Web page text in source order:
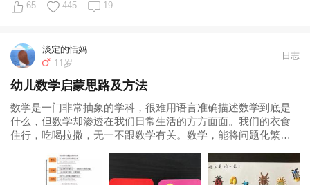
65 445 19
淡定的恬妈
11岁
日志
幼儿数学启蒙思路及方法
数学是一门非常抽象的学科，很难用语言准确描述数学到底是
什么，但数学却渗透在我们日常生活的方方面面。我们的衣食
住行，吃喝拉撒，无一不跟数学有关。数学，能将问题化繁为